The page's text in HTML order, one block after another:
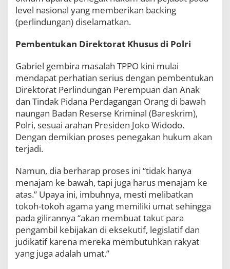
level nasional yang memberikan backing
(perlindungan) diselamatkan.
Pembentukan Direktorat Khusus di Polri
Gabriel gembira masalah TPPO kini mulai
mendapat perhatian serius dengan pembentukan
Direktorat Perlindungan Perempuan dan Anak
dan Tindak Pidana Perdagangan Orang di bawah
naungan Badan Reserse Kriminal (Bareskrim),
Polri, sesuai arahan Presiden Joko Widodo.
Dengan demikian proses penegakan hukum akan
terjadi.
Namun, dia berharap proses ini “tidak hanya
menajam ke bawah, tapi juga harus menajam ke
atas.” Upaya ini, imbuhnya, mesti melibatkan
tokoh-tokoh agama yang memiliki umat sehingga
pada gilirannya “akan membuat takut para
pengambil kebijakan di eksekutif, legislatif dan
judikatif karena mereka membutuhkan rakyat
yang juga adalah umat.”